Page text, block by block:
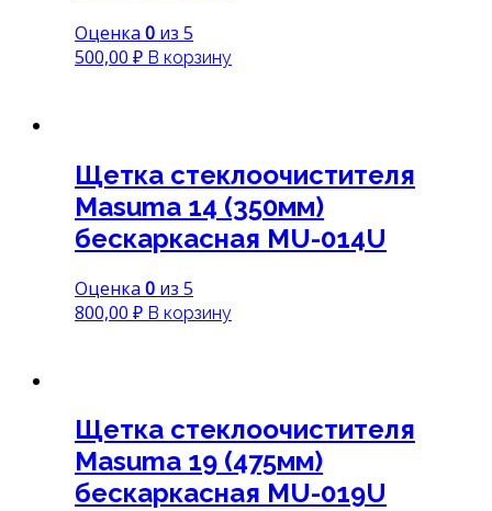
Оценка 0 из 5
500,00 ₽ В корзину
Щетка стеклоочистителя
Masuma 14 (350мм)
бескаркасная MU-014U
Оценка 0 из 5
800,00 ₽ В корзину
Щетка стеклоочистителя
Masuma 19 (475мм)
бескаркасная MU-019U